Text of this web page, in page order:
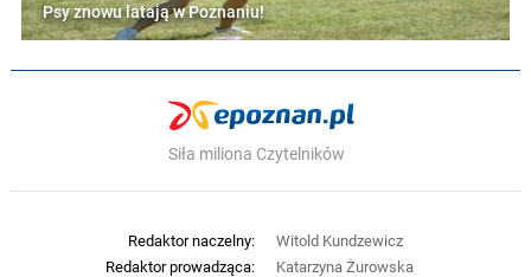
Psy znowu latają w Poznaniu!
Siła miliona Czytelników
Redaktor naczelny:
Witold Kundzewicz
Redaktor prowadząca:
Katarzyna Żurowska